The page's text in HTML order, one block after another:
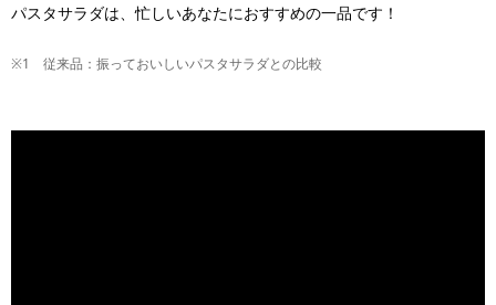
パスタサラダは、忙しいあなたにおすすめの一品です！
※1 従来品：振っておいしいパスタサラダとの比較